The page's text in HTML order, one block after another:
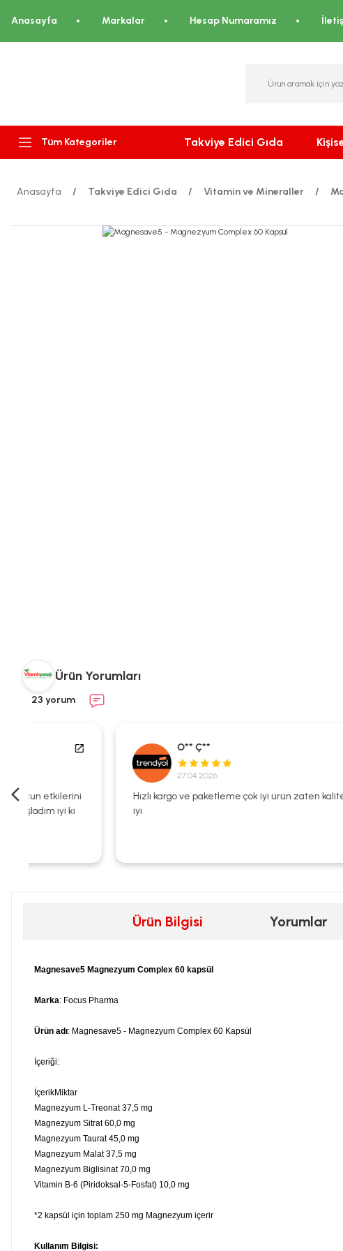
Anasayfa Markalar Hesap Numaramız
Tüm Kategoriler Takviye Edici Gıda
Anasayfa Takviye Edici Gıda Vitamin ve Mineraller
Ürün Yorumları
23 yorum
27.04.2026
Hızlı kargo ve paketleme çok iyi ürün zaten kalitesi çok
iyi
Ürün Bilgisi Yorumlar
Magnesave5 Magnezyum Complex 60 kapsül
Marka: Focus Pharma
Ürün adı: Magnesave5 - Magnezyum Complex 60 Kapsül
İçeriği:
İçerikMiktar
Magnezyum L-Treonat 37,5 mg
Magnezyum Sitrat 60,0 mg
Magnezyum Taurat 45,0 mg
Magnezyum Malat 37,5 mg
Magnezyum Biglisinat 70,0 mg
Vitamin B-6 (Piridoksal-5-Fosfat) 10,0 mg
*2 kapsül için toplam 250 mg Magnezyum içerir
Kullanım Bilgisi: